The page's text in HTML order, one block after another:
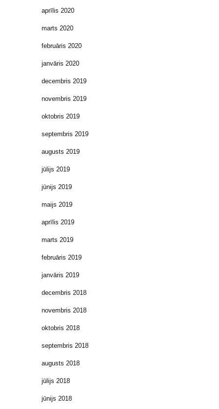
aprīlis 2020
marts 2020
februāris 2020
janvāris 2020
decembris 2019
novembris 2019
oktobris 2019
septembris 2019
augusts 2019
jūlijs 2019
jūnijs 2019
maijs 2019
aprīlis 2019
marts 2019
februāris 2019
janvāris 2019
decembris 2018
novembris 2018
oktobris 2018
septembris 2018
augusts 2018
jūlijs 2018
jūnijs 2018